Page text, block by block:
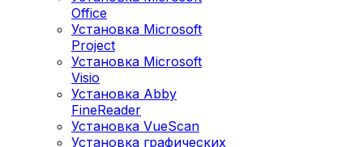
Office
Установка Microsoft
Project
Установка Microsoft
Visio
Установка Abby
FineReader
Установка VueScan
Установка графических